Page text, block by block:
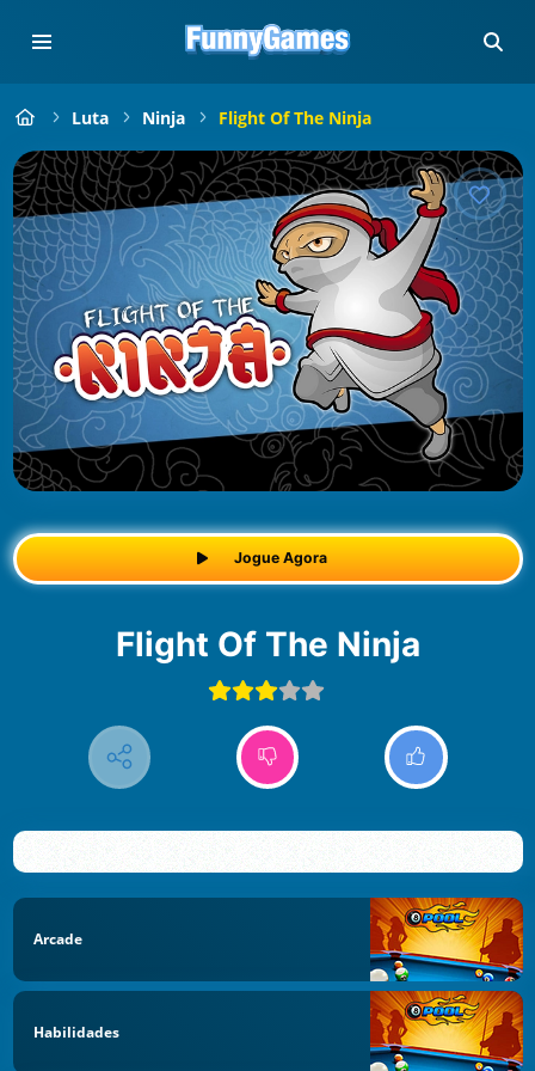
Luta Ninja Flight Of The Ninja
Jogue Agora
Flight Of The Ninja
Arcade
Habilidades